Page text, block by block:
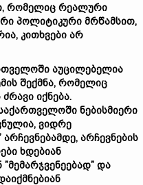
რომელიც რეალური
პოლიტიკური მრწამსით,
კითხვები არ
აუცილებელია
შექმნა, რომელიც
ძრავი იქნება.
ნებისმიერი
ვიდრე
არჩევნებამდე, არჩევნების
ხდებიან
”მემარჯვენეებად” და
მნებიან